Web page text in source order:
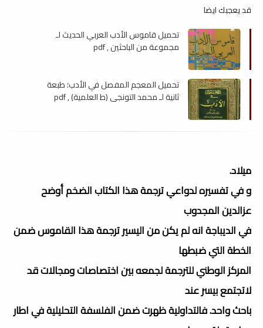
قد يعجبك ايضا
تحميل قاموس الأدب العربي الحديث لـ
مجموعة من الباحثين , pdf
تحميل المعجم المفصل في الأدب؛ طبعة
ثانية لـ محمد التونجي (ط العلمية) , pdf
ميلاد.
و في تفسيره لدواعي ترجمة هذا الكتاب الضخم أوضح
عزالدين المجدوب
في الديباجة انه لم يكن من اليسير ترجمة هذا القاموس ضمن
الخطة التي ضبطها
المركز الوطني للترجمة لجمعه بين اختصاصات ومجالات قد
لاتجتمع بيسر عند
باحث واحد. فالتداولية ظهرت ضمن الفلسفة التحليلية في اطار